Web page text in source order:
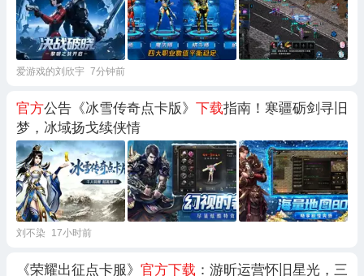
爱游戏的刘欣宇 7分钟前
官方公告《冰雪传奇点卡版》 下载指南！寒疆砺剑寻旧
梦，冰域扬戈续侠情
刘不染 17小时前
《荣耀出征点卡服》 官方下载 ：游昕运营怀旧星光，三